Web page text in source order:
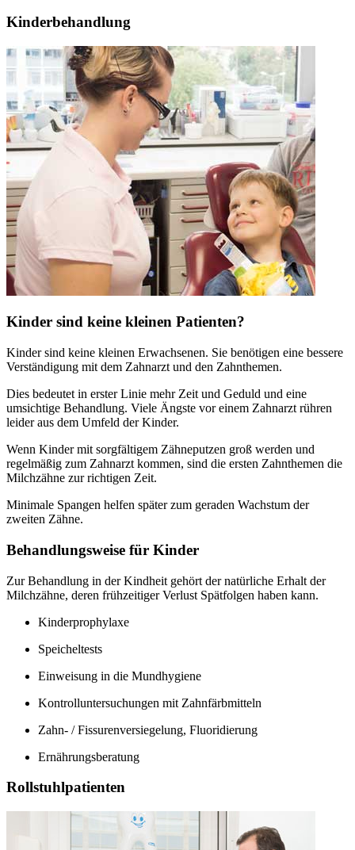
Kinderbehandlung
Kinder sind keine kleinen Patienten?
Kinder sind keine kleinen Erwachsenen. Sie benötigen eine bessere
Verständigung mit dem Zahnarzt und den Zahnthemen.
Dies bedeutet in erster Linie mehr Zeit und Geduld und eine
umsichtige Behandlung. Viele Ängste vor einem Zahnarzt rühren
leider aus dem Umfeld der Kinder.
Wenn Kinder mit sorgfältigem Zähneputzen groß werden und
regelmäßig zum Zahnarzt kommen, sind die ersten Zahnthemen die
Milchzähne zur richtigen Zeit.
Minimale Spangen helfen später zum geraden Wachstum der
zweiten Zähne.
Behandlungsweise für Kinder
Zur Behandlung in der Kindheit gehört der natürliche Erhalt der
Milchzähne, deren frühzeitiger Verlust Spätfolgen haben kann.
Kinderprophylaxe
Speicheltests
Einweisung in die Mundhygiene
Kontrolluntersuchungen mit Zahnfärbmitteln
Zahn- / Fissurenversiegelung, Fluoridierung
Ernährungsberatung
Rollstuhlpatienten